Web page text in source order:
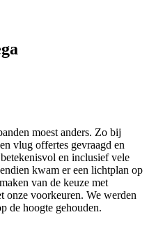
moest anders. Zo bij
vlug offertes gevraagd en
en inclusief vele
kwam er een lichtplan op
van de keuze met
onze voorkeuren. We werden
de hoogte gehouden.